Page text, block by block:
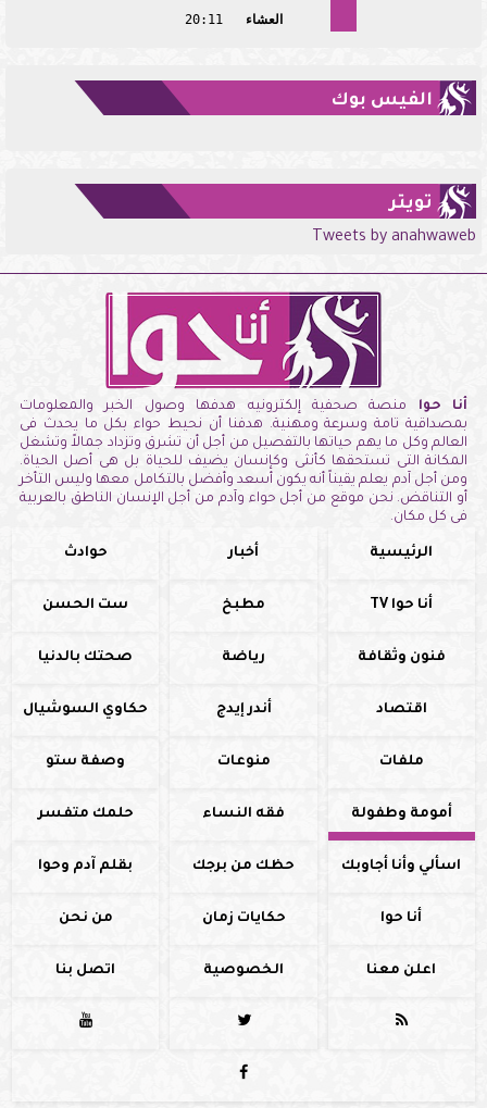
العشاء
20:11
الفيس بوك
تويتر
Tweets by anahwaweb
أنا حوا منصة صحفية إلكترونيه هدفها وصول الخبر والمعلومات
بمصداقية تامة وسرعة ومهنية. هدفنا أن نحيط حواء بكل ما يحدث فى
العالم وكل ما يهم حياتها بالتفصيل من أجل أن تشرق وتزداد جمالاً وتشغل
المكانة التى تستحقها كأنثى وكإنسان يضيف للحياة بل هى أصل الحياة.
ومن أجل آدم يعلم يقيناً أنه يكون أسعد وأفضل بالتكامل معها وليس التأخر
أو التناقض. نحن موقع من أجل حواء وآدم من أجل الإنسان الناطق بالعربية
فى كل مكان.
الرئيسية أخبار حوادث
أنا حوا TV مطبخ ست الحسن
فنون وثقافة رياضة صحتك بالدنيا
اقتصاد أندر إيدج حكاوي السوشيال
ملفات منوعات وصفة ستو
أمومة وطفولة فقه النساء حلمك متفسر
اسألي وأنا أجاوبك حظك من برجك بقلم آدم وحوا
أنا حوا حكايات زمان من نحن
اعلن معنا الخصوصية اتصل بنا



